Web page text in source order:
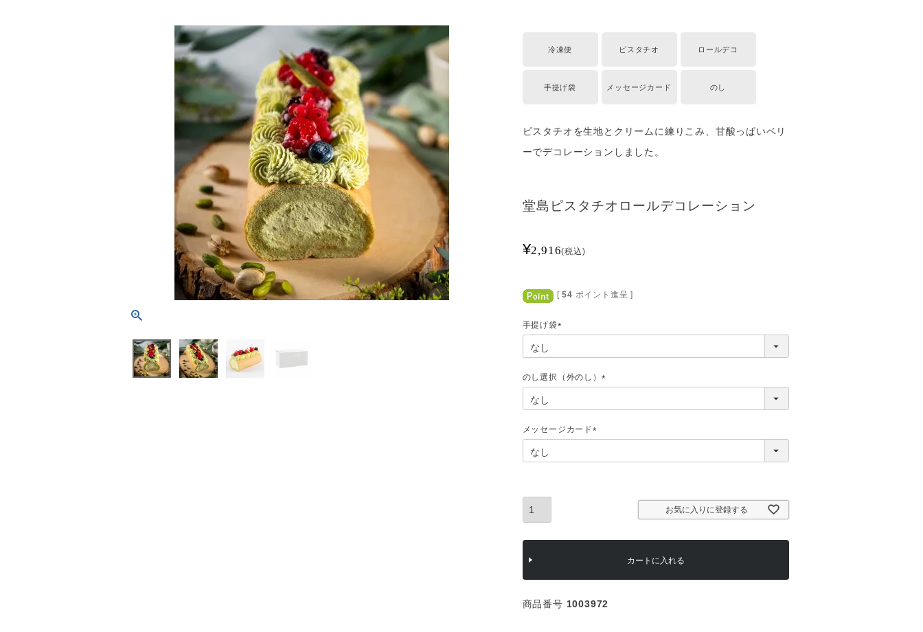
冷凍便 ピスタチオ ロールデコ
手提げ袋 メッセージカード のし
ピスタチオを生地とクリームに練りこみ、甘酸っぱいベリ
ーでデコレーションしました。
堂島ピスタチオロールデコレーション
¥2,916 税込
[ 54 ポイント進呈 ]
手提げ袋
のし選択（外のし）
メッセージカード
お気に入りに登録する
カートに入れる
商品番号 1003972